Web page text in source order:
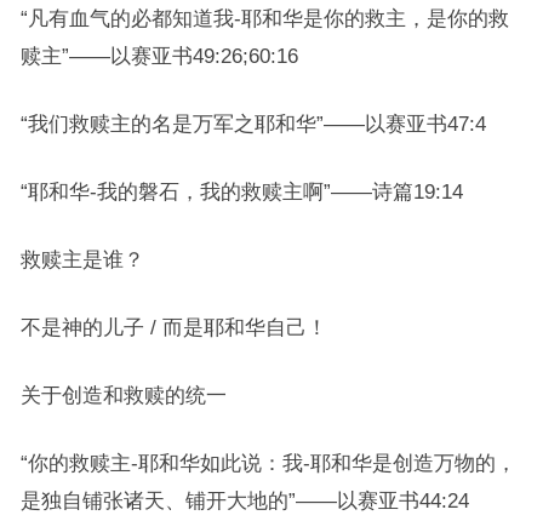
“凡有血气的必都知道我-耶和华是你的救主，是你的救
赎主”——以赛亚书49:26;60:16
“我们救赎主的名是万军之耶和华”——以赛亚书47:4
“耶和华-我的磐石，我的救赎主啊”——诗篇19:14
救赎主是谁？
不是神的儿子 / 而是耶和华自己！
关于创造和救赎的统一
“你的救赎主-耶和华如此说：我-耶和华是创造万物的，
是独自铺张诸天、铺开大地的”——以赛亚书44:24